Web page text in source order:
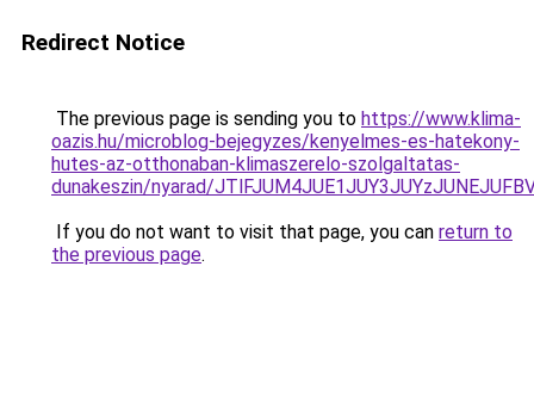
Redirect Notice
The previous page is sending you to https://www.klima-
oazis.hu/microblog-bejegyzes/kenyelmes-es-hatekony-
hutes-az-otthonaban-klimaszerelo-szolgaltatas-
dunakeszin/nyarad/
If you do not want to visit that page, you can return to
the previous page.